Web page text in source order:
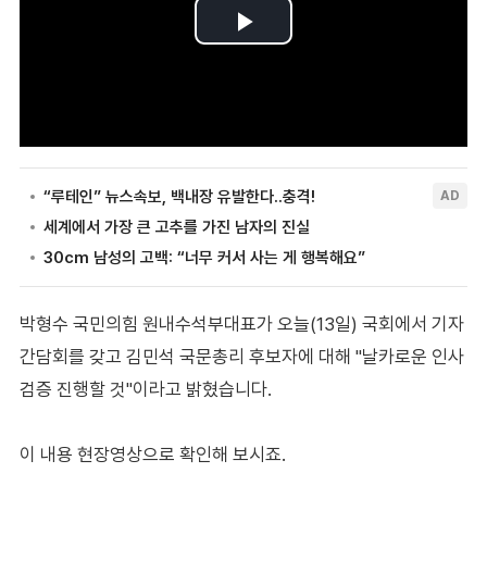
박형수 국민의힘 원내수석부대표가 오늘(13일) 국회에서 기자
간담회를 갖고 김민석 국문총리 후보자에 대해 "날카로운 인사
검증 진행할 것"이라고 밝혔습니다.
이 내용 현장영상으로 확인해 보시죠.